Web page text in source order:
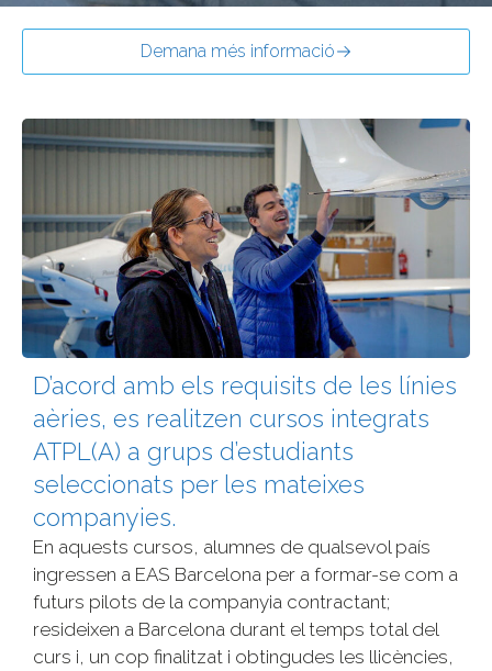
Demana més informació
D’acord amb els requisits de les línies
aèries, es realitzen cursos integrats
ATPL(A) a grups d’estudiants
seleccionats per les mateixes
companyies.
En aquests cursos, alumnes de qualsevol país
ingressen a EAS Barcelona per a formar-se com a
futurs pilots de la companyia contractant;
resideixen a Barcelona durant el temps total del
curs i, un cop finalitzat i obtingudes les llicències,